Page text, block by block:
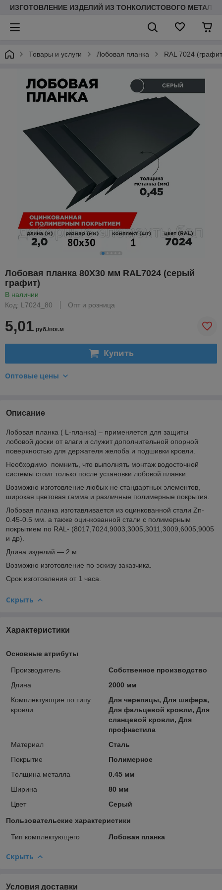
ИЗГОТОВЛЕНИЕ ИЗДЕЛИЙ ИЗ ТОНКОЛИСТОВОГО
Товары и услуги Лобовая планка RAL 7024
Лобовая планка 80Х30 мм RAL7024 (серый
графит)
В наличии
Код: L7024_80
Опт и розница
5,01 руб./пог.м
Купить
Оптовые цены
Описание
Лобовая планка ( L-планка) – применяется для защиты
лобовой доски от влаги и служит дополнительной опорной
поверхностью для держателя желоба и подшивки кровли.
Необходимо помнить, что выполнять монтаж водосточной
системы стоит только после установки лобовой планки.
Возможно изготовление любых не стандартных элементов,
широкая цветовая гамма и различные полимерные покрытия.
Лобовая планка изготавливается из оцинкованной стали Zn-
0.45-0.5 мм. а также оцинкованной стали с полимерным
покрытием по RAL- (8017,7024,9003,3005,3011,3009,6005,9005
и др).
Длина изделий — 2 м.
Возможно изготовление по эскизу заказчика.
Срок изготовления от 1 часа.
Скрыть
Характеристики
Основные атрибуты
Производитель
Собственное производство
Длина
2000 мм
Комплектующие по типу
кровли
Для черепицы, Для шифера,
Для фальцевой кровли, Для
сланцевой кровли, Для
профнастила
Материал
Сталь
Покрытие
Полимерное
Толщина металла
0.45 мм
Ширина
80 мм
Цвет
Серый
Пользовательские характеристики
Тип комплектующего Лобовая планка
Скрыть
Условия доставки